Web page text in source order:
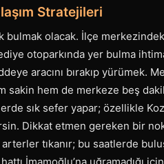
Stratejileri
bulmak olacak. İlçe
otoparkında yer bulma
aracını bırakıp yürümek.
sakin hem de merkeze beş
sık sefer yapar; özellikle
Dikkat etmen gereken bir
tıkanır; bu saatlerde